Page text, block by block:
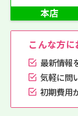
こんな方に
最新情報
気軽に問
初期費用